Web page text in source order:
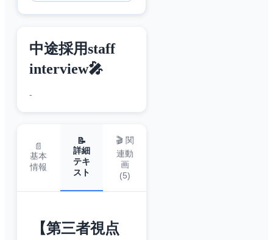
中途採用staff
interview🎤
-
📄
基本
情報
📝
詳細
テキ
スト
🎬 関
連動
画
(5)
【第三者視点